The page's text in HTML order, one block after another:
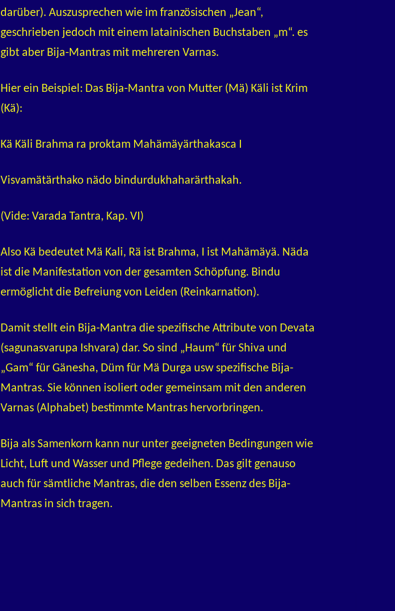
darüber). Auszusprechen wie im französischen „Jean“,
geschrieben jedoch mit einem latainischen Buchstaben „m“. es
gibt aber Bija-Mantras mit mehreren Varnas.
Hier ein Beispiel: Das Bija-Mantra von Mutter (Mä) Käli ist Krim
(Kä):
Kä Käli Brahma ra proktam Mahämäyärthakasca I
Visvamätärthako nädo bindurdukhaharärthakah.
(Vide: Varada Tantra, Kap. VI)
Also Kä bedeutet Mä Kali, Rä ist Brahma, I ist Mahämäyä. Näda
ist die Manifestation von der gesamten Schöpfung. Bindu
ermöglicht die Befreiung von Leiden (Reinkarnation).
Damit stellt ein Bija-Mantra die spezifische Attribute von Devata
(sagunasvarupa Ishvara) dar. So sind „Haum“ für Shiva und
„Gam“ für Gänesha, Düm für Mä Durga usw spezifische Bija-
Mantras. Sie können isoliert oder gemeinsam mit den anderen
Varnas (Alphabet) bestimmte Mantras hervorbringen.
Bija als Samenkorn kann nur unter geeigneten Bedingungen wie
Licht, Luft und Wasser und Pflege gedeihen. Das gilt genauso
auch für sämtliche Mantras, die den selben Essenz des Bija-
Mantras in sich tragen.